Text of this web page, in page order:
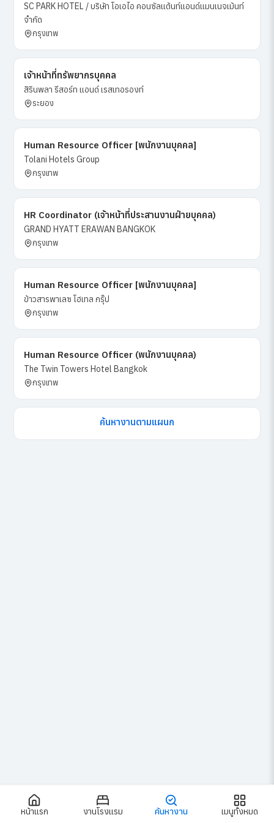
SC PARK HOTEL / บริษัท โอเอไอ คอนซัลแต้นท์แอนด์แมนเนจเม้นท์
จำกัด
กรุงเทพ
เจ้าหน้าที่ทรัพยากรบุคคล
สิรินพลา รีสอร์ท แอนด์ เรสเทอรองท์
ระยอง
Human Resource Officer [พนักงานบุคคล]
Tolani Hotels Group
กรุงเทพ
HR Coordinator (เจ้าหน้าที่ประสานงานฝ่ายบุคคล)
GRAND HYATT ERAWAN BANGKOK
กรุงเทพ
Human Resource Officer [พนักงานบุคคล]
ข้าวสารพาเลซ โฮเทล กรุ๊ป
กรุงเทพ
Human Resource Officer (พนักงานบุคคล)
The Twin Towers Hotel Bangkok
กรุงเทพ
ค้นหางานตามแผนก
ผู้จัดการแผนกต้อนรับส่วนหน้า
฿45,000 - ฿60,000
สมัครงาน
หน้าแรก งานโรงแรม ค้นหางาน เมนูทั้งหมด